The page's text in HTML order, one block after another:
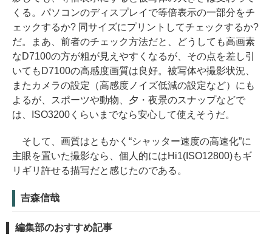
くる。パソコンのディスプレイで等倍表示の一部分をチ
ェックするか? 同サイズにプリントしてチェックするか?
だ。まあ、前者のチェック方法だと、どうしても高画素
なD7100の方が粗が見えやすくなるが、その点を差し引
いてもD7100の高感度画質は良好。被写体や撮影状況、
またカメラの設定（高感度ノイズ低減の設定など）にも
よるが、スポーツや動物、夕・夜景のスナップなどで
は、ISO3200くらいまでなら安心して使えそうだ。
そして、画質はともかく“シャッター速度の高速化”に
主眼を置いた撮影なら、個人的にはHi1(ISO12800)もギ
リギリ許せる描写だと感じたのである。
吉森信哉
編集部のおすすめ記事